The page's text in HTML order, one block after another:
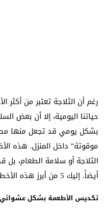
رغم أن الثلاجة تعتبر من أكثر
حياتنا اليومية، إلا أن بعض
بشكل يومي قد تجعل منها
موقوتة” داخل المنزل. هذه
الثلاجة أو سلامة الطعام، بل
أيضاً. إليك 5 من أبرز هذه الأخطاء التي يجب الانتباه لها:
تكديس الأطعمة بشكل عشوائي